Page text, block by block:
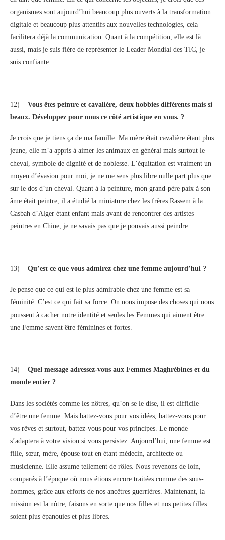
organismes sont aujourd’hui beaucoup plus ouverts à la transformation
digitale et beaucoup plus attentifs aux nouvelles technologies, cela
facilitera déjà la communication. Quant à la compétition, elle est là
aussi, mais je suis fière de représenter le Leader Mondial des TIC, je
suis confiante.
12) Vous êtes peintre et cavalière, deux hobbies différents mais si
beaux. Développez pour nous ce côté artistique en vous. ?
Je crois que je tiens ça de ma famille. Ma mère était cavalière étant plus
jeune, elle m’a appris à aimer les animaux en général mais surtout le
cheval, symbole de dignité et de noblesse. L’équitation est vraiment un
moyen d’évasion pour moi, je ne me sens plus libre nulle part plus que
sur le dos d’un cheval. Quant à la peinture, mon grand-père paix à son
âme était peintre, il a étudié la miniature chez les frères Rassem à la
Casbah d’Alger étant enfant mais avant de rencontrer des artistes
peintres en Chine, je ne savais pas que je pouvais aussi peindre.
13) Qu’est ce que vous admirez chez une femme aujourd’hui ?
Je pense que ce qui est le plus admirable chez une femme est sa
féminité. C’est ce qui fait sa force. On nous impose des choses qui nous
poussent à cacher notre identité et seules les Femmes qui aiment être
une Femme savent être féminines et fortes.
14)
Quel message adressez-vous aux Femmes Maghrébines et du
monde entier ?
Dans les sociétés comme les nôtres, qu’on se le dise, il est difficile
d’être une femme. Mais battez-vous pour vos idées, battez-vous pour
vos rêves et surtout, battez-vous pour vos principes. Le monde
s’adaptera à votre vision si vous persistez. Aujourd’hui, une femme est
fille, sœur, mère, épouse tout en étant médecin, architecte ou
musicienne. Elle assume tellement de rôles. Nous revenons de loin,
comparés à l’époque où nous étions encore traitées comme des sous-
hommes, grâce aux efforts de nos ancêtres guerrières. Maintenant, la
mission est la nôtre, faisons en sorte que nos filles et nos petites filles
soient plus épanouies et plus libres.